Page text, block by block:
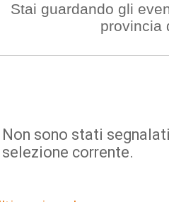
Stai guardando gli
provincia
Non sono stati
selezione corrente.